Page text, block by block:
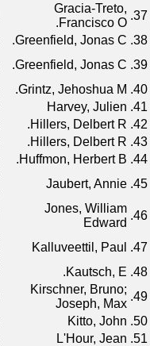
37.
Gracia-Treto,
Francisco O.
38.
Greenfield, Jonas C.
39.
Greenfield, Jonas C.
40.
Grintz, Jehoshua M.
41.
Harvey, Julien
42.
Hillers, Delbert R.
43.
Hillers, Delbert R.
44.
Huffmon, Herbert B.
45.
Jaubert, Annie
46.
Jones, William
Edward
47.
Kalluveettil, Paul
48.
Kautsch, E.
49.
Kirschner, Bruno;
Joseph, Max
50.
Kitto, John
51.
L'Hour, Jean